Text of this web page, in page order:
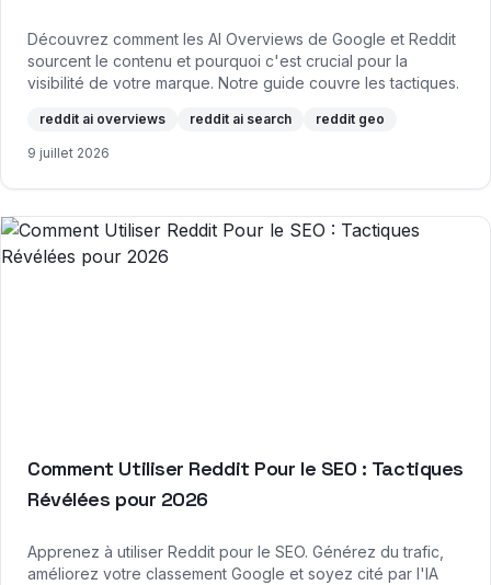
Découvrez comment les AI Overviews de Google et Reddit
sourcent le contenu et pourquoi c'est crucial pour la
visibilité de votre marque. Notre guide couvre les tactiques.
reddit ai overviews reddit ai search reddit geo
9 juillet 2026
Comment Utiliser Reddit Pour le SEO : Tactiques
Révélées pour 2026
Apprenez à utiliser Reddit pour le SEO. Générez du trafic,
améliorez votre classement Google et soyez cité par l'IA